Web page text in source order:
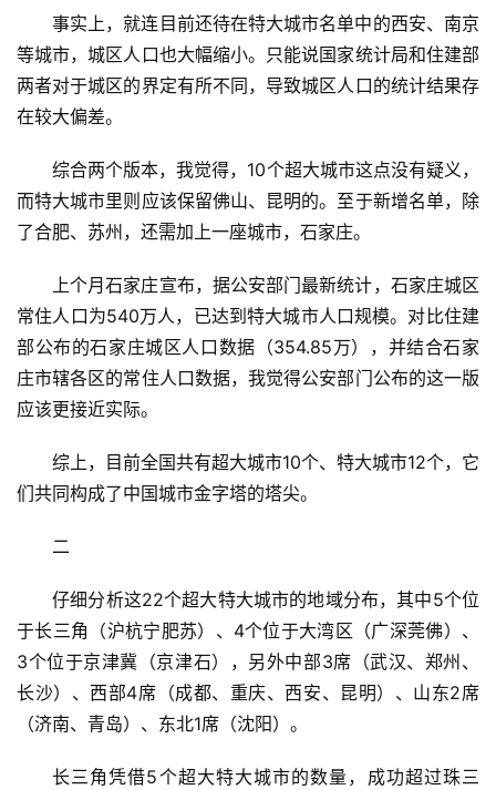
事实上，就连目前还待在特大城市名单中的西安、南京
等城市，城区人口也大幅缩小。只能说国家统计局和住建部
两者对于城区的界定有所不同，导致城区人口的统计结果存
在较大偏差。
综合两个版本，我觉得，10个超大城市这点没有疑义，
而特大城市里则应该保留佛山、昆明的。至于新增名单，除
了合肥、苏州，还需加上一座城市，石家庄。
上个月石家庄宣布，据公安部门最新统计，石家庄城区
常住人口为540万人，已达到特大城市人口规模。对比住建
部公布的石家庄城区人口数据 （354.85万） ，并结合石家
庄市辖各区的常住人口数据，我觉得公安部门公布的这一版
应该更接近实际。
综上，目前全国共有超大城市10个、特大城市12个，它
们共同构成了中国城市金字塔的塔尖。
二
仔细分析这22个超大特大城市的地域分布，其中5个位
于长三角
（沪杭宁肥苏） 、4个位于大湾区（广深莞佛） 、
3个位于京津冀 （京津石） ，另外中部3席 （武汉、郑州、
长沙） 、西部4席 （成都、重庆、西安、昆明） 、山东2席
（济南、青岛） 、东北1席 （沈阳） 。
长三角凭借5个超大特大城市的数量，成功超过珠三